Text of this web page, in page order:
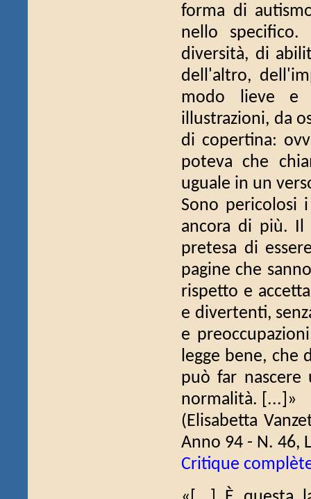
forma di
nello
diversità, di
dell'altro,
modo lieve e
illustrazioni, da
di copertina:
poteva che
uguale in un
Sono pericolosi
ancora di più. Il
pretesa di
pagine che
rispetto e
e divertenti,
e
legge bene, che
può far nascere
normalità. [...]»
(Elisabetta
Anno 94 - N. 46,
Critique